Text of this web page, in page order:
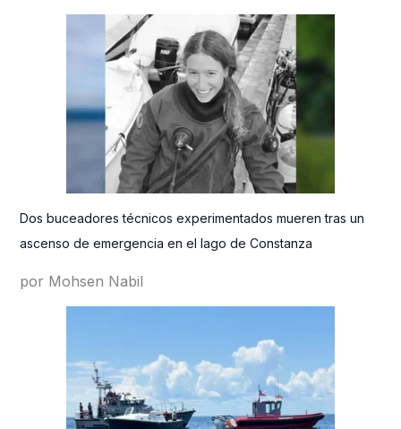
Dos buceadores técnicos experimentados mueren tras un
ascenso de emergencia en el lago de Constanza
por Mohsen Nabil